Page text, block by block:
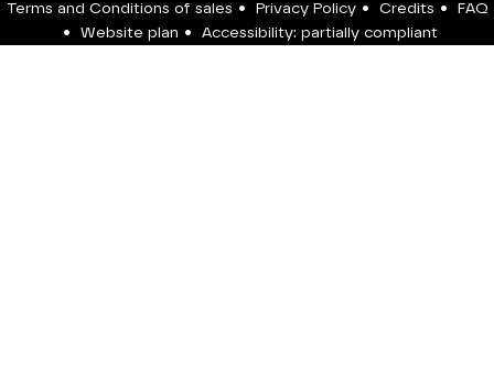
Terms and Conditions of sales • Privacy Policy • Credits •
FAQ
•
Website plan • Accessibility: partially compliant